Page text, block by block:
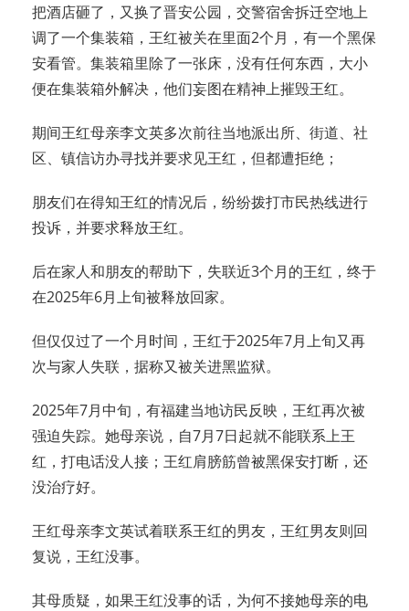
把酒店砸了，又换了晋安公园，交警宿舍拆迁空地上
调了一个集装箱，王红被关在里面2个月，有一个黑保
安看管。集装箱里除了一张床，没有任何东西，大小
便在集装箱外解决，他们妄图在精神上摧毁王红。
期间王红母亲李文英多次前往当地派出所、街道、社
区、镇信访办寻找并要求见王红，但都遭拒绝；
朋友们在得知王红的情况后，纷纷拨打市民热线进行
投诉，并要求释放王红。
后在家人和朋友的帮助下，失联近3个月的王红，终于
在2025年6月上旬被释放回家。
但仅仅过了一个月时间，王红于2025年7月上旬又再
次与家人失联，据称又被关进黑监狱。
2025年7月中旬，有福建当地访民反映，王红再次被
强迫失踪。她母亲说，自7月7日起就不能联系上王
红，打电话没人接；王红肩膀筋曾被黑保安打断，还
没治疗好。
王红母亲李文英试着联系王红的男友，王红男友则回
复说，王红没事。
其母质疑，如果王红没事的话，为何不接她母亲的电